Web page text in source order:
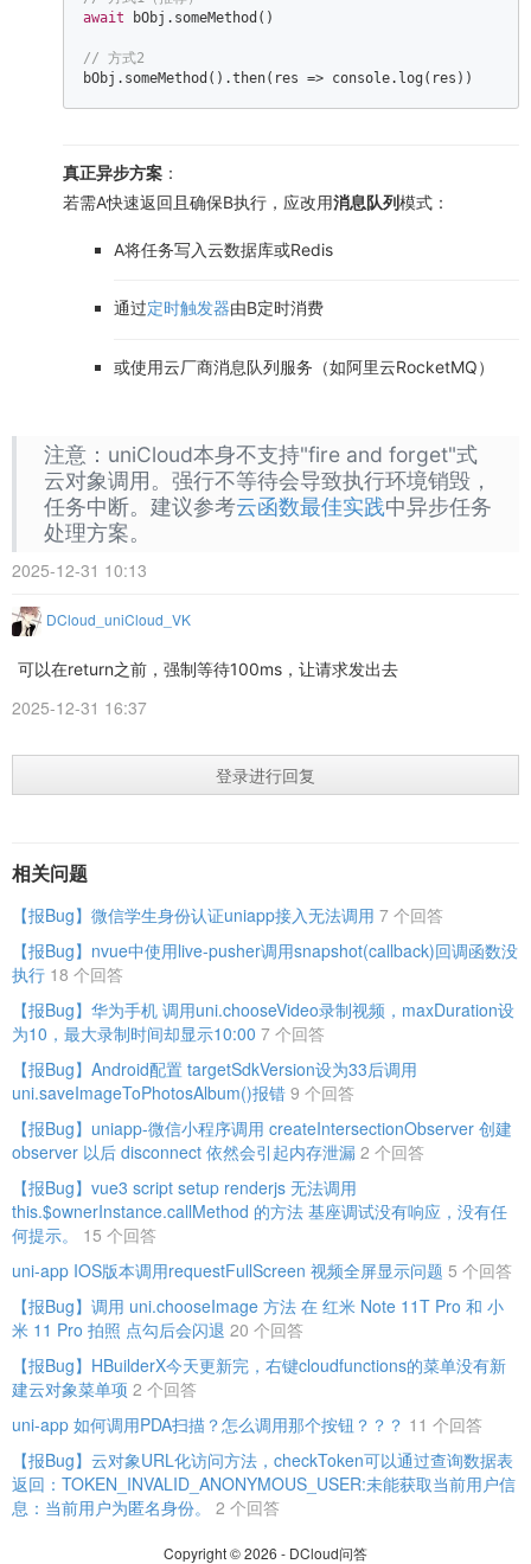
await bObj.someMethod()
// 方式2
bObj.someMethod().then( res => console.log(res))
真正异步方案 ：
若需A快速返回且确保B执行，应改用消息队列模式：
A将任务写入云数据库或Redis
通过定时触发器由B定时消费
或使用云厂商消息队列服务（如阿里云RocketMQ）
注意：uniCloud本身不支持"fire and forget"式
云对象调用。强行不等待会导致执行环境销毁，
任务中断。建议参考云函数最佳实践中异步任务
处理方案。
2025-12-31 10:13
DCloud_uniCloud_VK
可以在return之前，强制等待100ms，让请求发出去
2025-12-31 16:37
登录进行回复
相关问题
【报Bug】微信学生身份认证uniapp接入无法调用 7 个回答
【报Bug】nvue中使用live-pusher调用snapshot(callback)回调函数没
执行 18 个回答
【报Bug】华为手机 调用uni.chooseVideo录制视频，maxDuration设
为10，最大录制时间却显示10:00 7 个回答
【报Bug】Android配置 targetSdkVersion设为33后调用
uni.saveImageToPhotosAlbum()报错 9 个回答
【报Bug】uniapp-微信小程序调用 createIntersectionObserver 创建
observer 以后 disconnect 依然会引起内存泄漏 2 个回答
【报Bug】vue3 script setup renderjs 无法调用
this.$ownerInstance.callMethod 的方法 基座调试没有响应，没有任
何提示。
15 个回答
uni-app IOS版本调用requestFullScreen 视频全屏显示问题 5 个回答
【报Bug】调用 uni.chooseImage 方法 在 红米 Note 11T Pro 和 小
米 11 Pro 拍照 点勾后会闪退 20 个回答
【报Bug】HBuilderX今天更新完，右键cloudfunctions的菜单没有新
建云对象菜单项 2 个回答
uni-app 如何调用PDA扫描？怎么调用那个按钮？？？ 11 个回答
【报Bug】云对象URL化访问方法，checkToken可以通过查询数据表
返回：TOKEN_INVALID_ANONYMOUS_USER:未能获取当前用户信
息：当前用户为匿名身份。
2 个回答
Copyright © 2026 - DCloud问答